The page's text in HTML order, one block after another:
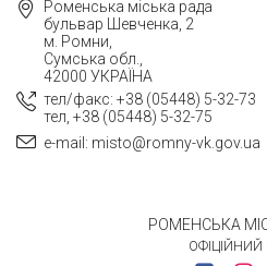
РОМЕНСЬКА
ОФІЦІЙНИЙ
Роменська міська рада
бульвар Шевченка, 2
м. Ромни,
Сумська обл.,
42000 УКРАЇНА
тел/факс: +38 (05448) 5-32-73
тел, +38 (05448) 5-32-75
e-mail: misto@romny-vk.gov.ua